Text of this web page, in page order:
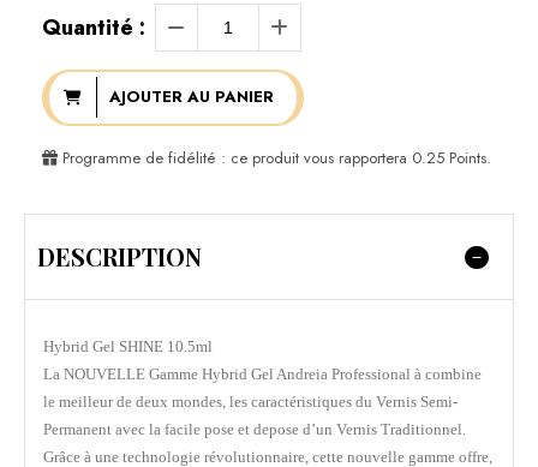
Quantité :
AJOUTER AU PANIER
Programme de fidélité : ce produit vous rapportera 0.25 Points.
DESCRIPTION
Hybrid Gel SHINE 10.5ml
La NOUVELLE Gamme Hybrid Gel Andreia Professional à combine
le meilleur de deux mondes, les caractéristiques du Vernis Semi-
Permanent avec la facile pose et depose d’un Vernis Traditionnel.
Grâce à une technologie révolutionnaire, cette nouvelle gamme offre,